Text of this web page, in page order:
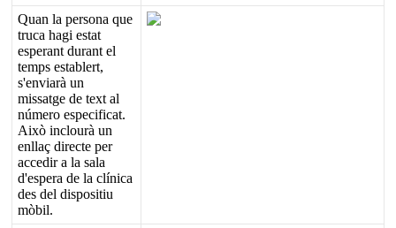
Quan la persona que
truca hagi estat
esperant durant el
temps establert,
s'enviarà un
missatge de text al
número especificat.
Això inclourà un
enllaç directe per
accedir a la sala
d'espera de la clínica
des del dispositiu
mòbil.